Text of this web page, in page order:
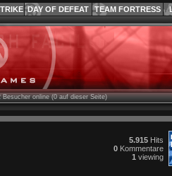
DAY OF DEFEAT TEAM FORTRESS
Besucher online (0 auf dieser Seite)
5.915Hits
0Kommentare
1 viewing